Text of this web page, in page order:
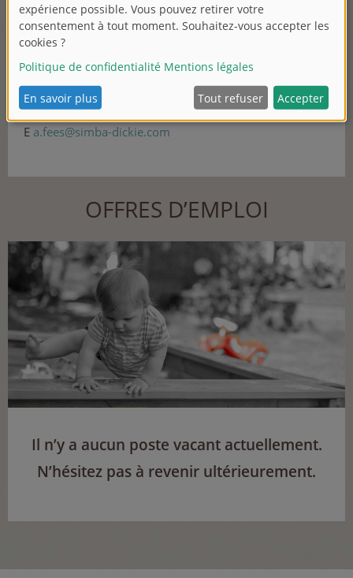
Ms. Anja Fees
SIMBA-DICKIE-GROUP GmbH
Werkstraße 1
90765 Fürth
T +49 911 9765-255
F +49 911 9765-500
E a.fees@simba-dickie.com
OFFRES D’EMPLOI
Il n’y a aucun poste vacant actuellement.
N’hésitez pas à revenir ultérieurement.